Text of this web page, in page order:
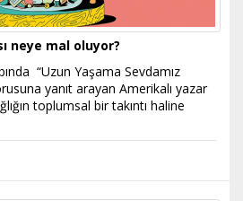
neye mal oluyor?
“Uzun Yaşama Sevdamız
yanıt arayan Amerikalı yazar
toplumsal bir takıntı haline